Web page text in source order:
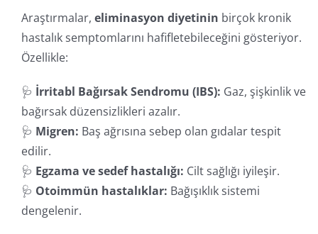
Araştırmalar, eliminasyon diyetinin birçok kronik
hastalık semptomlarını hafifletebileceğini gösteriyor.
Özellikle:
🩺 İrritabl Bağırsak Sendromu (IBS): Gaz, şişkinlik ve
bağırsak düzensizlikleri azalır.
🩺 Migren: Baş ağrısına sebep olan gıdalar tespit
edilir.
🩺 Egzama ve sedef hastalığı: Cilt sağlığı iyileşir.
🩺 Otoimmün hastalıklar: Bağışıklık sistemi
dengelenir.